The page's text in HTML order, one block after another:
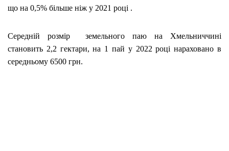
що на 0,5% більше ніж у 2021 році .
Середній розмір земельного паю на Хмельниччині
становить 2,2 гектари, на 1 пай у 2022 році нараховано в
середньому 6500 грн.